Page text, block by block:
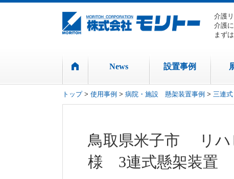
介護
介護
まず
News 設置事例
トップ> 使用事例 > 病院・施設 懸架装置事例 > 三連式
鳥取県米子市 リハ
様 3連式懸架装置